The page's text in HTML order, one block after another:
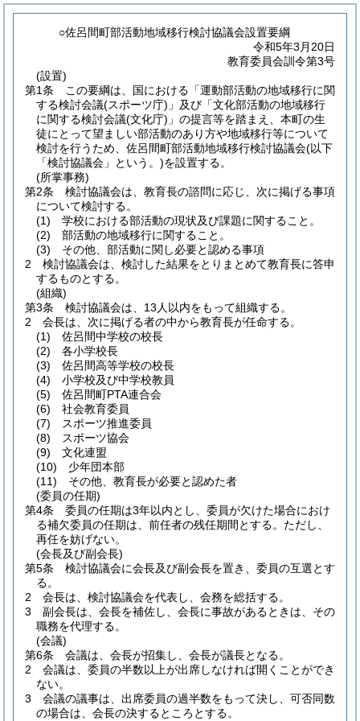
○佐呂間町部活動地域移行検討協議会設置要綱
令和5年3月20日
教育委員会訓令第3号
(設置)
第1条
この要綱は、国における「運動部活動の地域移行に関
する検討会議(スポーツ庁) 」及び「文化部活動の地域移行
に関する検討会議(文化庁) 」の提言等を踏まえ、本町の生
徒にとって望ましい部活動のあり方や地域移行等について
検討を行うため、佐呂間町部活動地域移行検討協議会(以下
「検討協議会」という。)を設置する。
(所掌事務)
第2条
検討協議会は、教育長の諮問に応じ、次に掲げる事項
について検討する。
(1)
学校における部活動の現状及び課題に関すること。
(2)
部活動の地域移行に関すること。
(3)
その他、部活動に関し必要と認める事項
2
検討協議会は、検討した結果をとりまとめて教育長に答申
するものとする。
(組織)
第3条
検討協議会は、13人以内をもって組織する。
2
会長は、次に掲げる者の中から教育長が任命する。
(1)
佐呂間中学校の校長
(2)
各小学校長
(3)
佐呂間高等学校の校長
(4)
小学校及び中学校教員
(5)
佐呂間町PTA連合会
(6)
社会教育委員
(7)
スポーツ推進委員
(8)
スポーツ協会
(9)
文化連盟
(10)
少年団本部
(11)
その他、教育長が必要と認めた者
(委員の任期)
第4条
委員の任期は3年以内とし、委員が欠けた場合におけ
る補欠委員の任期は、前任者の残任期間とする。 ただし、
再任を妨げない。
(会長及び副会長)
第5条
検討協議会に会長及び副会長を置き、委員の互選とす
る。
2
会長は、検討協議会を代表し、会務を総括する。
3
副会長は、会長を補佐し、会長に事故があるときは、その
職務を代理する。
(会議)
第6条
会議は、会長が招集し、会長が議長となる。
2
会議は、委員の半数以上が出席しなければ開くことができ
ない。
3
会議の議事は、出席委員の過半数をもって決し、可否同数
の場合は、会長の決するところとする。